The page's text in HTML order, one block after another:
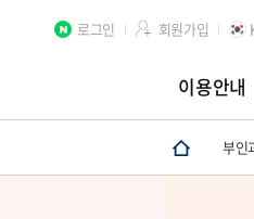
로그인 회원가입
이용안내
부인